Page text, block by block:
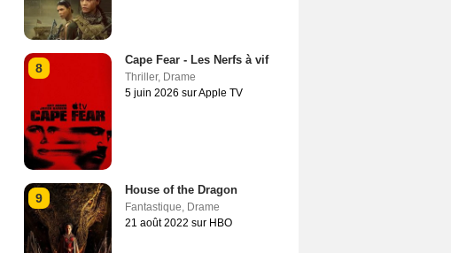
8
Cape Fear - Les Nerfs à vif
Thriller, Drame
5 juin 2026 sur Apple TV
9
House of the Dragon
Fantastique, Drame
21 août 2022 sur HBO